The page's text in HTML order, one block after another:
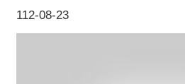
112-08-23